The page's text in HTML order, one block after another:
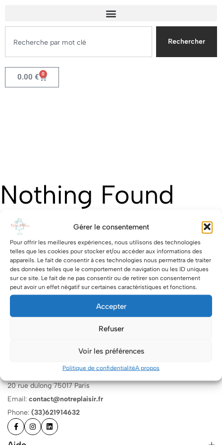
Gérer le consentement
Pour offrir les meilleures expériences, nous utilisons des technologies
telles que les cookies pour stocker et/ou accéder aux informations des
appareils. Le fait de consentir à ces technologies nous permettra de traiter
des données telles que le comportement de navigation ou les ID uniques
sur ce site. Le fait de ne pas consentir ou de retirer son consentement
peut avoir un effet négatif sur certaines caractéristiques et fonctions.
Accepter
Refuser
Voir les préférences
Politique de confidentialitéA propos
Rechercher
0.00 € 0
Nothing Found
It seems we can’t find what you’re looking for. Perhaps searching can
help.
20 rue dulong 75017 Paris
Email: contact@notreplaisir.fr
Phone: (33)621914632